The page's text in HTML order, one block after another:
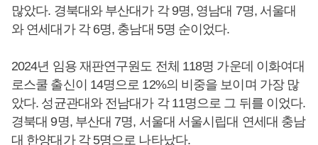
많았다. 경북대와 부산대가 각 9명, 영남대 7명, 서울대
와 연세대가 각 6명, 충남대 5명 순이었다.
2024년 임용 재판연구원도 전체 118명 가운데 이화여대
로스쿨 출신이 14명으로 12%의 비중을 보이며 가장 많
았다. 성균관대와 전남대가 각 11명으로 그 뒤를 이었다.
경북대 9명, 부산대 7명, 서울대 서울시립대 연세대 충남
대 한양대가 각 5명으로 나타났다.